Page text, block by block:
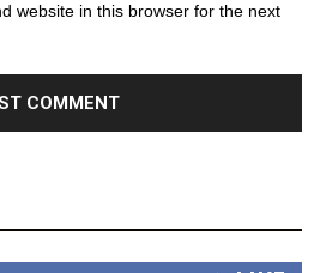
website in this browser for the next